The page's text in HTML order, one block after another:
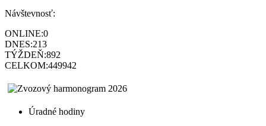
Návštevnosť:
ONLINE:0
DNES:213
TÝŽDEŇ:892
CELKOM:449942
Úradné hodiny